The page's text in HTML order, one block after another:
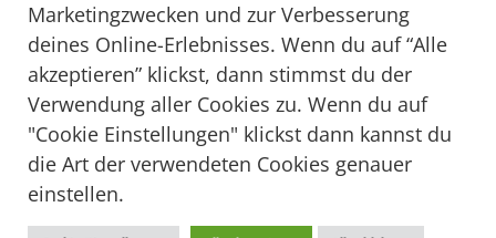
Folgen Sie mir auf Instagram
Marketingzwecken und zur Verbesserung
deines Online-Erlebnisses. Wenn du auf “Alle
akzeptieren” klickst, dann stimmst du der
Verwendung aller Cookies zu. Wenn du auf
"Cookie Einstellungen" klickst dann kannst du
die Art der verwendeten Cookies genauer
einstellen.